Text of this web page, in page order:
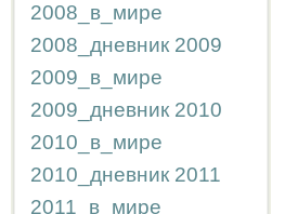
2008_в_мире
2008_дневник 2009
2009_в_мире
2009_дневник 2010
2010_в_мире
2010_дневник 2011
2011_в_мире